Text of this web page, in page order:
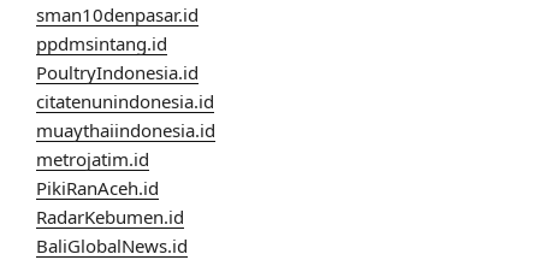
sman10denpasar.id
ppdmsintang.id
PoultryIndonesia.id
citatenunindonesia.id
muaythaiindonesia.id
metrojatim.id
PikiRanAceh.id
RadarKebumen.id
BaliGlobalNews.id